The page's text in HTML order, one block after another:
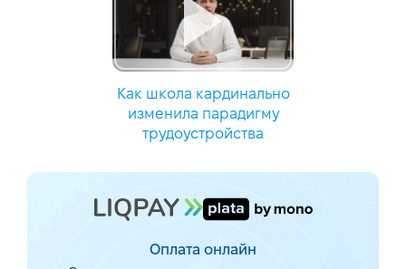
Как школа кардинально
изменила парадигму
трудоустройства
Оплата онлайн